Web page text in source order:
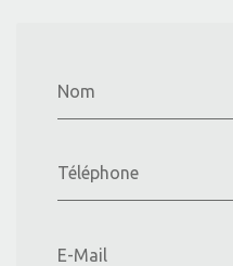
Nom
Téléphone
E-Mail